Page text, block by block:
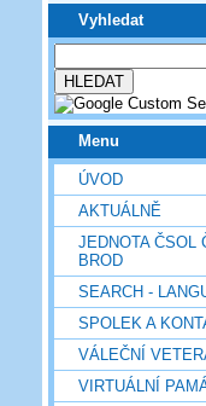
Vyhledat
Menu
ÚVOD
AKTUÁLNĚ
JEDNOTA ČSOL
BROD
SEARCH -
SPOLEK A
VÁLEČNÍ
VIRTUÁLNÍ